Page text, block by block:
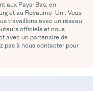
aux Pays-Bas, en
et au Royaume-Uni. Vous
travaillons avec un réseau
officiels et nous
avec un partenaire de
pas à nous contacter pour